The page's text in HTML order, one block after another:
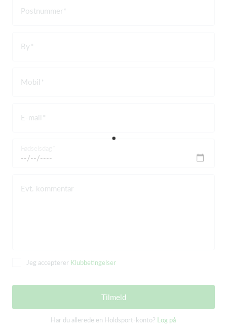
Postnummer
By
Mobil
E-mail
Evt. kommentar
Jeg accepterer Klubbetingelser
Tilmeld
Har du allerede en Holdsport-konto? Log på